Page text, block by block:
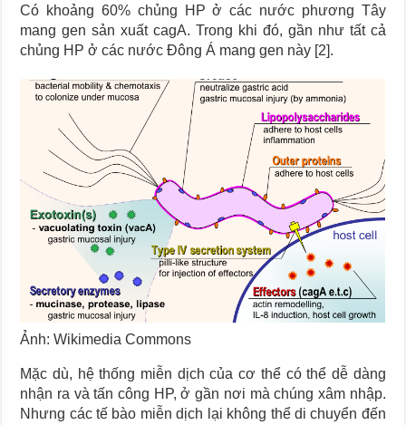
Có khoảng 60% chủng HP ở các nước phương Tây
mang gen sản xuất cagA. Trong khi đó, gần như tất cả
chủng HP ở các nước Đông Á mang gen này [2].
Ảnh: Wikimedia Commons
Mặc dù, hệ thống miễn dịch của cơ thể có thể dễ dàng
nhận ra và tấn công HP, ở gần nơi mà chúng xâm nhập.
Nhưng các tế bào miễn dịch lại không thể di chuyển đến